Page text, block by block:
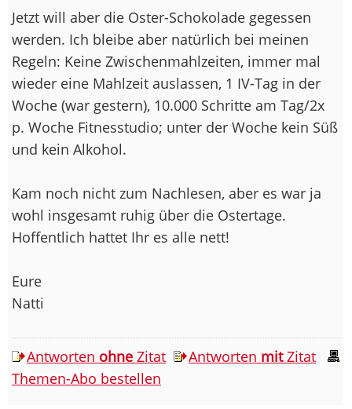
Jetzt will aber die Oster-Schokolade gegessen
werden. Ich bleibe aber natürlich bei meinen
Regeln: Keine Zwischenmahlzeiten, immer mal
wieder eine Mahlzeit auslassen, 1 IV-Tag in der
Woche (war gestern), 10.000 Schritte am Tag/2x
p. Woche Fitnesstudio; unter der Woche kein Süß
und kein Alkohol.
Kam noch nicht zum Nachlesen, aber es war ja
wohl insgesamt ruhig über die Ostertage.
Hoffentlich hattet Ihr es alle nett!
Eure
Natti
Antworten ohne Zitat Antworten mitZitat
Themen-Abo bestellen